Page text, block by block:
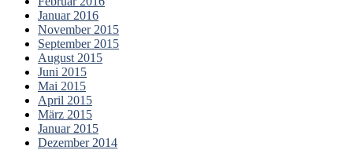
Januar 2016
November 2015
September 2015
August 2015
Juni 2015
Mai 2015
April 2015
März 2015
Januar 2015
Dezember 2014